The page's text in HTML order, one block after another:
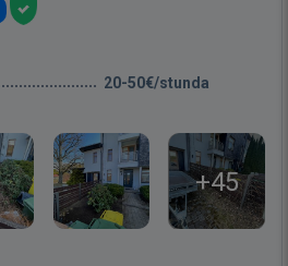
20-50€/stunda
+45